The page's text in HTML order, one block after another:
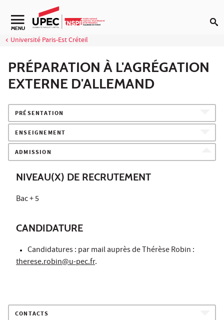
Aller au contenu
Navigation secondaire
MENU
Université Paris-Est Créteil
PRÉPARATION À L'AGRÉGATION
EXTERNE D'ALLEMAND
PRÉSENTATION
ENSEIGNEMENT
ADMISSION
NIVEAU(X) DE RECRUTEMENT
Bac + 5
CANDIDATURE
Candidatures : par mail auprès de Thérèse Robin :
therese.robin@u-pec.fr.
CONTACTS